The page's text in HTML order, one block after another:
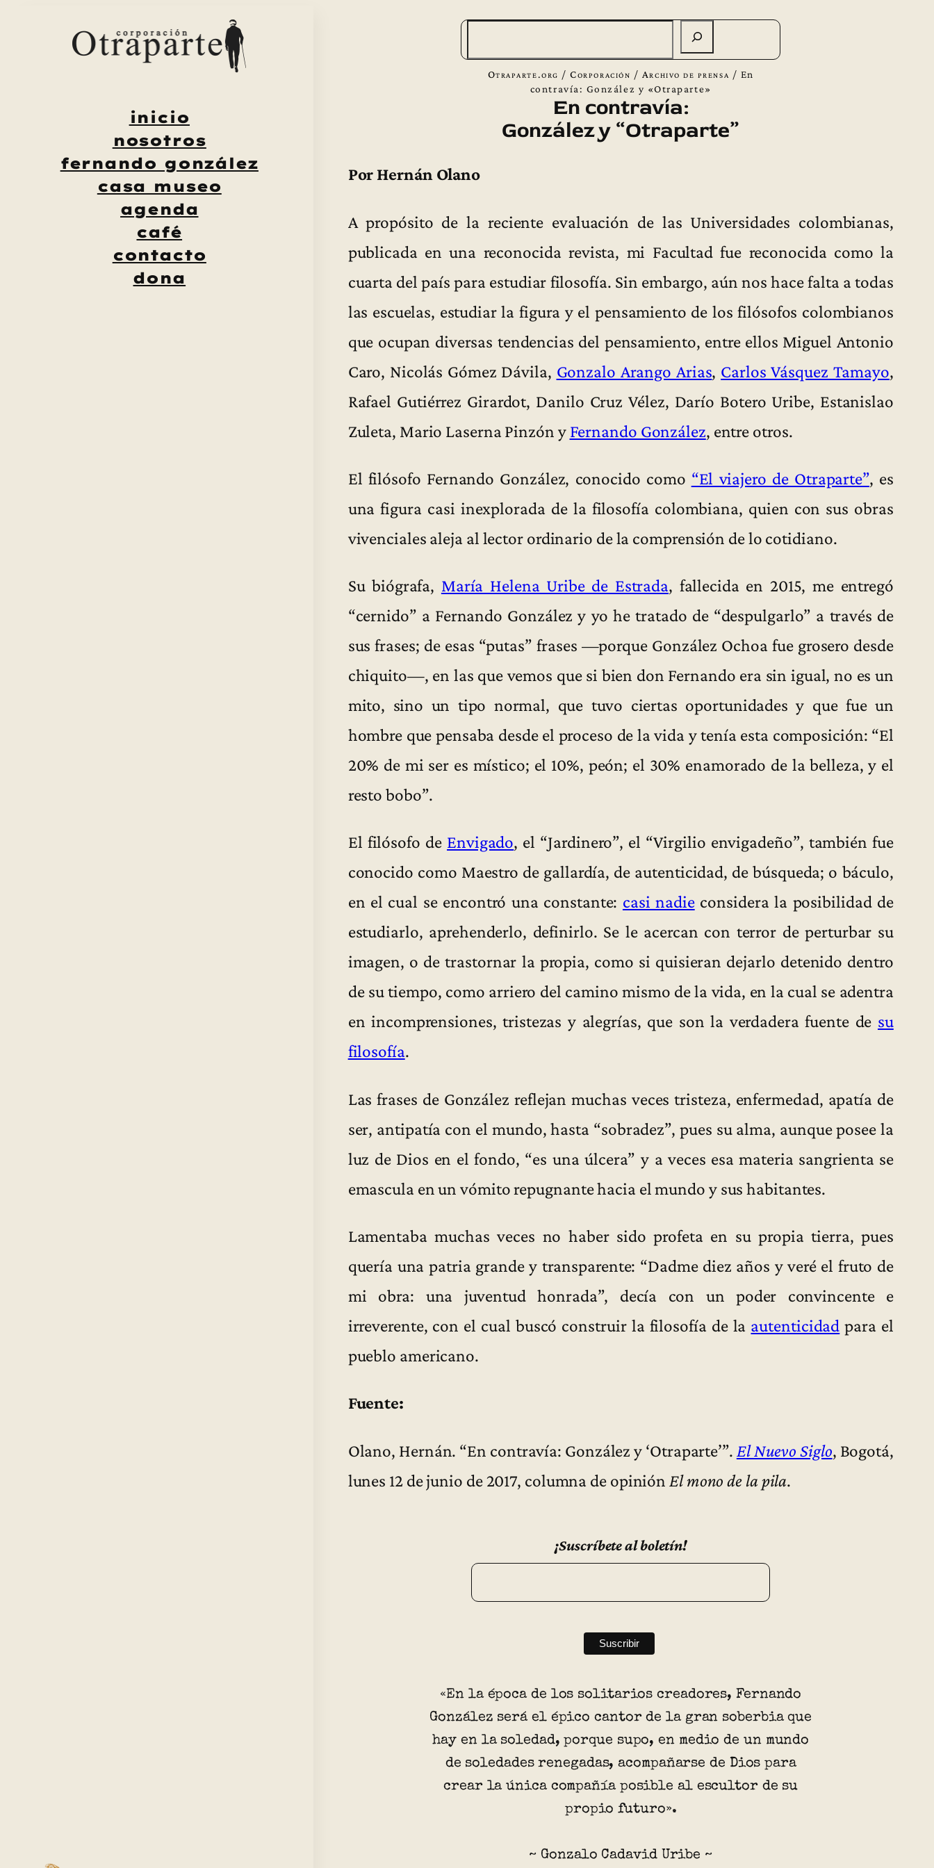
inicio
nosotros
fernando gonzález
casa museo
agenda
café
contacto
dona
Otraparte.org /Corporación / Archivo de prensa / En
contravía: González y «Otraparte»
En contravía:
González y “Otraparte”
Por Hernán Olano
A propósito de la reciente evaluación de las Universidades colombianas,
publicada en una reconocida revista, mi Facultad fue reconocida como la
cuarta del país para estudiar filosofía. Sin embargo, aún nos hace falta a todas
las escuelas, estudiar la figura y el pensamiento de los filósofos colombianos
que ocupan diversas tendencias del pensamiento, entre ellos Miguel Antonio
Caro, Nicolás Gómez Dávila, Gonzalo Arango Arias, Carlos Vásquez Tamayo,
Rafael Gutiérrez Girardot, Danilo Cruz Vélez, Darío Botero Uribe, Estanislao
Zuleta, Mario Laserna Pinzón y Fernando González, entre otros.
El filósofo Fernando González, conocido como “El viajero de Otraparte”, es
una figura casi inexplorada de la filosofía colombiana, quien con sus obras
vivenciales aleja al lector ordinario de la comprensión de lo cotidiano.
Su biógrafa, María Helena Uribe de Estrada, fallecida en 2015, me entregó
“cernido” a Fernando González y yo he tratado de “despulgarlo” a través de
sus frases; de esas “putas” frases —porque González Ochoa fue grosero desde
chiquito—, en las que vemos que si bien don Fernando era sin igual, no es un
mito, sino un tipo normal, que tuvo ciertas oportunidades y que fue un
hombre que pensaba desde el proceso de la vida y tenía esta composición: “El
20% de mi ser es místico; el 10%, peón; el 30% enamorado de la belleza, y el
resto bobo”.
El filósofo de Envigado, el “Jardinero”, el “Virgilio envigadeño”, también fue
conocido como Maestro de gallardía, de autenticidad, de búsqueda; o báculo,
en el cual se encontró una constante: casi nadieconsidera la posibilidad de
estudiarlo, aprehenderlo, definirlo. Se le acercan con terror de perturbar su
imagen, o de trastornar la propia, como si quisieran dejarlo detenido dentro
de su tiempo, como arriero del camino mismo de la vida, en la cual se adentra
en incomprensiones, tristezas y alegrías, que son la verdadera fuente de su
filosofía.
Las frases de González reflejan muchas veces tristeza, enfermedad, apatía de
ser, antipatía con el mundo, hasta “sobradez”, pues su alma, aunque posee la
luz de Dios en el fondo, “es una úlcera” y a veces esa materia sangrienta se
emascula en un vómito repugnante hacia el mundo y sus habitantes.
Lamentaba muchas veces no haber sido profeta en su propia tierra, pues
quería una patria grande y transparente: “Dadme diez años y veré el fruto de
mi obra: una juventud honrada”, decía con un poder convincente e
irreverente, con el cual buscó construir la filosofía de la autenticidad para el
pueblo americano.
Fuente:
Olano, Hernán. “En contravía: González y ‘Otraparte’”. El Nuevo Siglo, Bogotá,
lunes 12 de junio de 2017, columna de opinión El mono de la pila.
¡Suscríbete al boletín!
«En la época de los solitarios creadores, Fernando
González será el épico cantor de la gran soberbia que
hay en la soledad, porque supo, en medio de un mundo
de soledades renegadas, acompañarse de Dios para
crear la única compañía posible al escultor de su
propio futuro».
~ Gonzalo Cadavid Uribe ~